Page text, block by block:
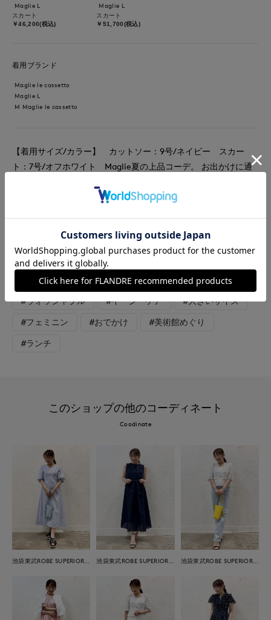
Maglie L
スカート
￥46,200(税込)
Maglie L
スカート
￥51,700(税込)
着用ブランド
Maglie le cassetto
Maglie L
M Maglie le cassetto
【着用サイズ/カラー】 カットソー：9号/ネイビー スカー
ト：7号/オフホワイト Maglie夏の上品コーデ。 お出かけに通
トです♪好感度の高い、褒められスタイリング◎スカートは格別
#カットソー #スカート #オフィスカジュアル
#休日 #女子会 #デート #食事会
#ウォッシャブル #イージーケア #大きいサイズ
#フェミニン #おでかけ #美術館めぐり
#ランチ
このショップの他のコーディネート
Coodinate